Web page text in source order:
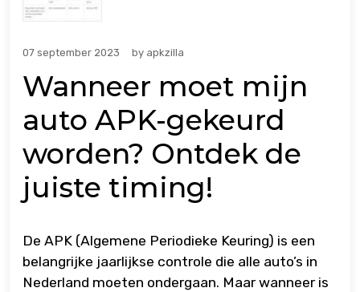
07 september 2023 by apkzilla
Wanneer moet mijn
auto APK-gekeurd
worden? Ontdek de
juiste timing!
De APK (Algemene Periodieke Keuring) is een
belangrijke jaarlijkse controle die alle auto’s in
Nederland moeten ondergaan. Maar wanneer is